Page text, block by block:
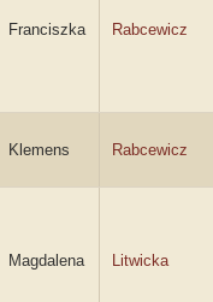
Franciszka Rabcewicz
Klemens Rabcewicz
Magdalena Litwicka